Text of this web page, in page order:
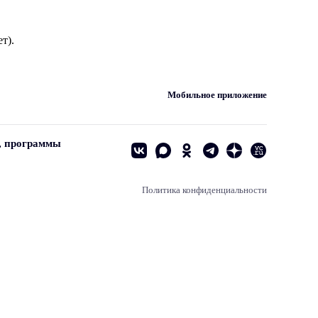
Мобильное приложение
программы
Политика конфиденциальности